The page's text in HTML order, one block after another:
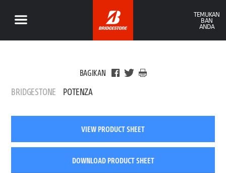
TEMUKAN
BAN
ANDA
BAGIKAN
BRIDGESTONE POTENZA
VIEW PRODUCT SHEET
DOWNLOAD PRODUCT SHEET